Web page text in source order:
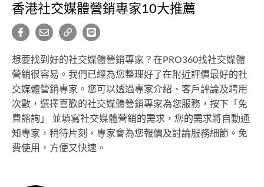
香港社交媒體營銷專家10大推薦
想要找到好的社交媒體營銷專家？在PRO360找社交媒體
營銷很容易。我們已經為您整理好了在附近評價最好的社
交媒體營銷專家。您可以透過專家介紹、客戶評論及聘用
次數，選擇喜歡的社交媒體營銷專家為您服務，按下「免
費諮詢」 並填寫社交媒體營銷的需求，您的需求將自動通
知專家，稍待片刻，專家會為您報價及討論服務細節。免
費使用，方便又快速。